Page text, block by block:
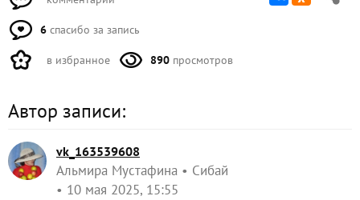
6 спасибо за запись
в избранное 890 просмотров
Автор записи:
vk_163539608
Альмира Мустафина
Сибай
10 мая 2025, 15:55